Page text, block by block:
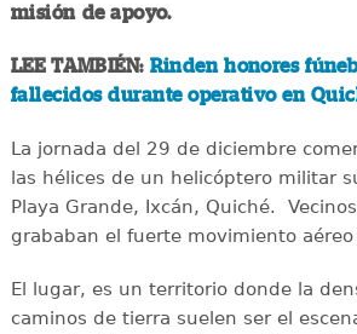
misión de apoyo.
LEE TAMBIÉN: Rinden honores
fallecidos durante operativo en
La jornada del 29 de diciembre
las hélices de un helicóptero militar
Playa Grande, Ixcán, Quiché.
grababan el fuerte movimiento
El lugar, es un territorio donde la
caminos de tierra suelen ser el